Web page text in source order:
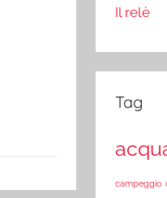
Il relè
Tag
campeggio